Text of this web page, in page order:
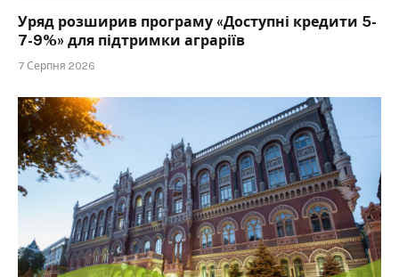
Уряд розширив програму «Доступні кредити 5-
7-9%» для підтримки аграріїв
7 Серпня 2026